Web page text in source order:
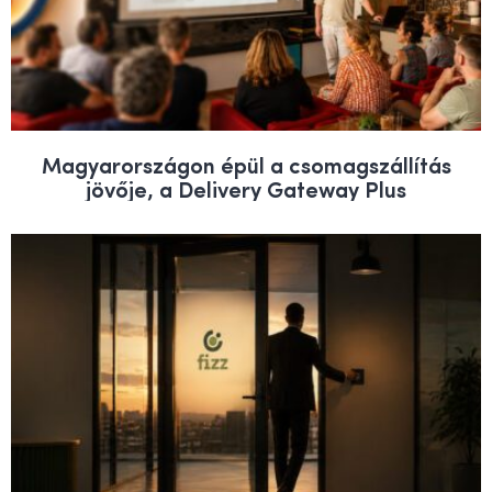
Magyarországon épül a csomagszállítás
jövője, a Delivery Gateway Plus